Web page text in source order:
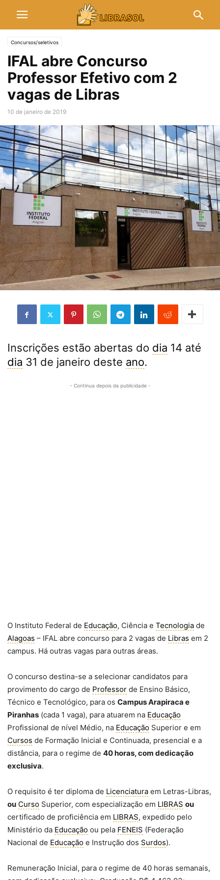
Concursos/seletivos
IFAL abre Concurso
Professor Efetivo com 2
vagas de Libras
10 de janeiro de 2019
Inscrições estão abertas do dia 14 até
dia 31 de janeiro deste ano.
- Continua depois da publicidade -
O Instituto Federal de Educação, Ciência e Tecnologia de
Alagoas – IFAL abre concurso para 2 vagas de Libras em 2
campus. Há outras vagas para outras áreas.
O concurso destina-se a selecionar candidatos para
provimento do cargo de Professor de Ensino Básico,
Técnico e Tecnológico, para os Campus Arapiraca e
Piranhas (cada 1 vaga), para atuarem na Educação
Profissional de nível Médio, na Educação Superior e em
Cursos de Formação Inicial e Continuada, presencial e a
distância, para o regime de 40 horas, com dedicação
exclusiva.
O requisito é ter diploma de Licenciatura em Letras-Libras,
ou Curso Superior, com especialização em LIBRAS ou
certificado de proficiência em LIBRAS, expedido pelo
Ministério da Educação ou pela FENEIS (Federação
Nacional de Educação e Instrução dos Surdos).
Remuneração Inicial, para o regime de 40 horas semanais,